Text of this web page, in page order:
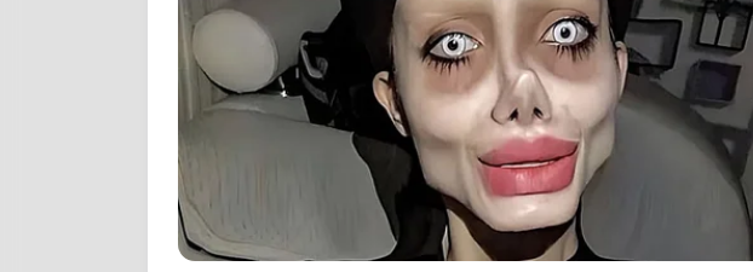
ΣΟΟΥ… ΦΤΥΣΤΟΣ Ο ΣΩΣΙΑΣ;
ΣΤΙΣ [17] ΝΟΕΜΒΡΙΟΥ ΣΤΟΝ ΑΛΕΞ
ΚΙΝΗΜΑ ΤΩΝ ΚΙΟΥ. Ο ΦΛΥΝ, Ο
ΥΠΗΡΕΣΙΑΣ ΠΛΗΡΟΦΟΡΙΩΝ ΕΠΙ
ΣΥΝΔΕΟΝΤΑΙ ΜΕ ΤΟ ΒΑΘΥ ΚΡΑΤΟΣ
ΠΛΗΡΟΦΟΡΗΣΗΣ…
ΠΑΝΤΑ ΟΛΙΓΟΜΙΛΗΤΟΣ, ΜΗΝ ΠΩ
ΕΙΠΕ ΠΟΛΥ ΣΗΜΑΝΤΙΚΑ